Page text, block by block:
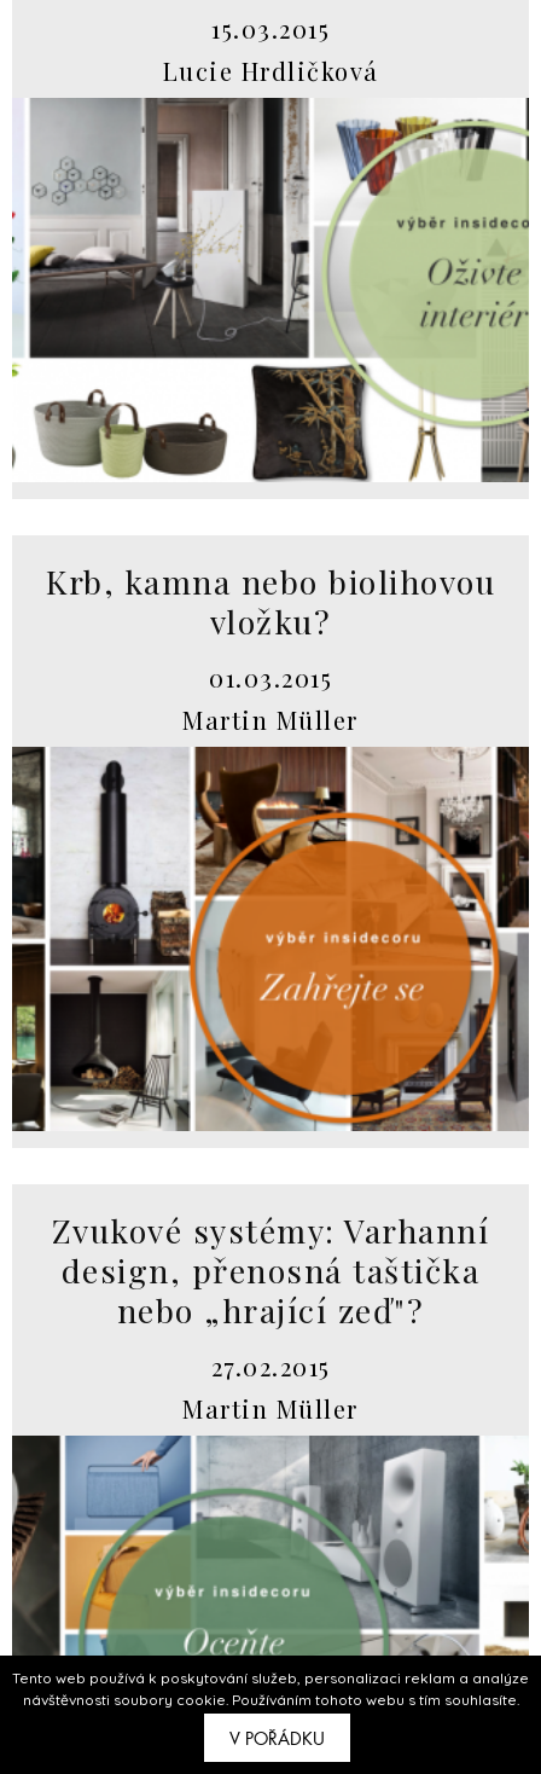
Tento web používá k poskytování služeb, personalizaci reklam a analýze
návštěvnosti soubory cookie. Používáním tohoto webu s tím souhlasíte.
V POŘÁDKU
15.03.2015
Lucie Hrdličková
Krb, kamna nebo biolihovou
vložku?
01.03.2015
Martin Müller
Zvukové systémy: Varhanní
design, přenosná taštička
nebo „hrající zeď"?
27.02.2015
Martin Müller